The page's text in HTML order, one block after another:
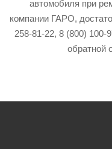
автомобиля при
компании ГАРО,
258-81-22, 8 (800) 100-
обратной